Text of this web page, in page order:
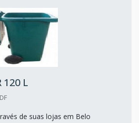
120 L
de suas lojas em Belo